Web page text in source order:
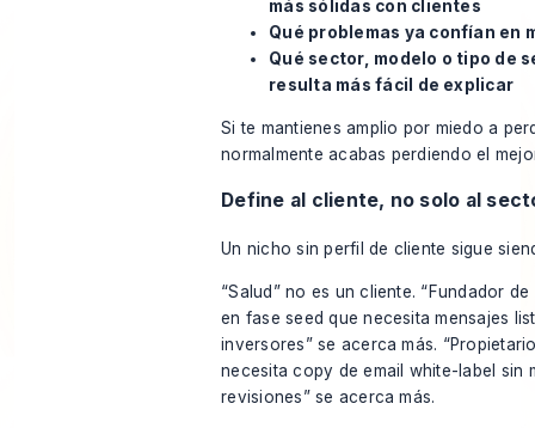
más sólidas con clientes
Qué problemas ya confían en
Qué sector, modelo o tipo de
resulta más fácil de explicar
Si te mantienes amplio por miedo a
normalmente acabas perdiendo el
Define al cliente, no solo al
Un nicho sin perfil de cliente sigue
“Salud” no es un cliente. “Fundador
en fase seed que necesita mensajes
inversores” se acerca más.
necesita copy de email white-label sin
revisiones” se acerca más.